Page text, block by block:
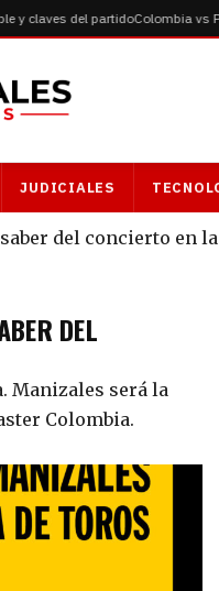
claves del partidoColombia vs
JUDICIALES
del concierto en
DEL
Manizales será la
Colombia.